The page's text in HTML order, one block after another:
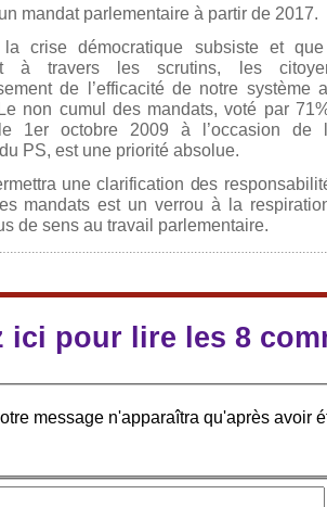
mandat parlementaire à partir de 2017.
crise démocratique subsiste et que
à travers les scrutins, les
de l’efficacité de notre système
non cumul des mandats, voté par
1er octobre 2009 à l’occasion de
PS, est une priorité absolue.
une clarification des
mandats est un verrou à la
de sens au travail parlementaire.
ici pour lire les 8
message n'apparaîtra qu'après avoir